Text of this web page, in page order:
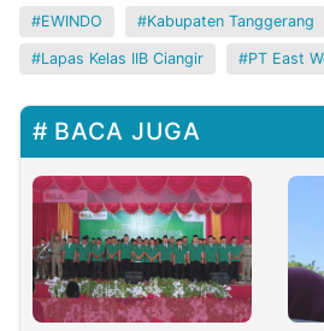
EWINDO Kabupaten Tanggerang
Lapas Kelas IIB Ciangir PT East
BACA JUGA